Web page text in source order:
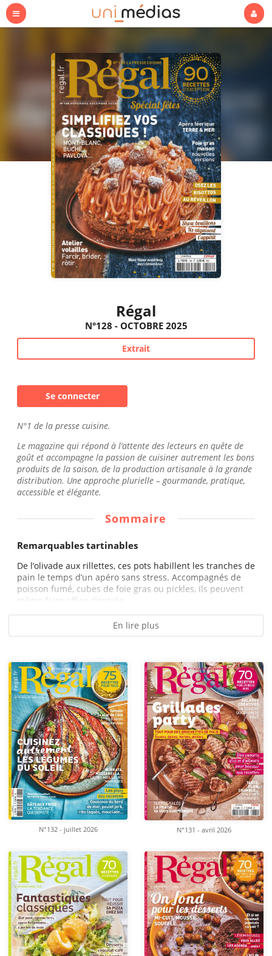
Régal
N°128 - OCTOBRE 2025
Extrait
Se connecter
N°1 de la presse cuisine.
Le magazine qui répond à l’attente des lecteurs en quête de
goût et accompagne la passion de cuisiner autrement les bons
produits de la saison, de la production artisanale à la grande
distribution. Une approche plurielle – gourmande, pratique,
accessible et élégante.
Sommaire
Remarquables tartinables
De l’olivade aux rillettes, ces pots habillent les tranches de
pain le temps d’un apéro sans stress. Accompagnés de
poisson fumé, cubes de foie gras ou pickles, ils peuvent
même faire office d’entrée....
En lire plus
N°132 - juillet 2026 N°131 - avril 2026